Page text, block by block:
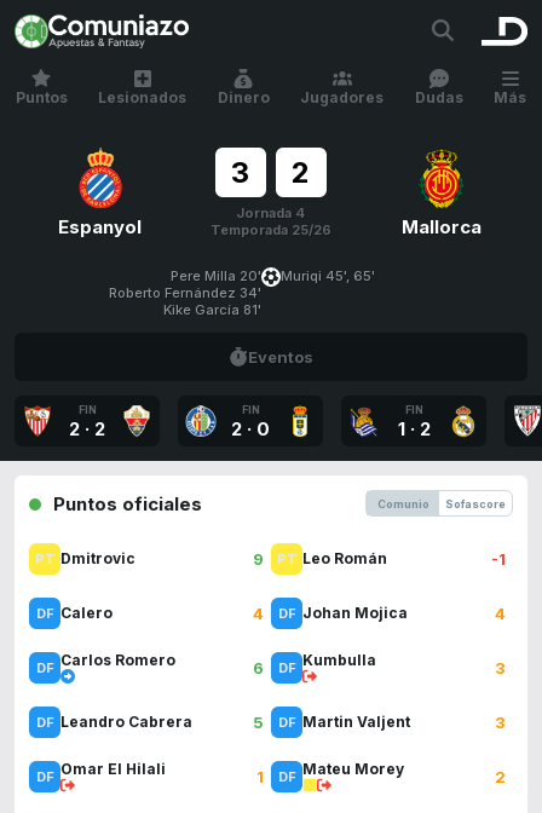
Puntos Lesionados Dinero Jugadores Dudas Más
Espanyol
3 2
Jornada 4
Temporada 25/26
Mallorca
Pere Milla 20'
Roberto Fernández 34'
Kike García 81'
Muriqi 45', 65'
Eventos
FIN
2 · 2
FIN
2 · 0
FIN
1 · 2
Puntos oficiales Comunio Sofascore
Dmitrovic 9
Calero 4
Carlos Romero 6
Leandro Cabrera 5
Omar El Hilali 1
Leo Román -1
Johan Mojica 4
Kumbulla 3
Martin Valjent 3
Mateu Morey 2